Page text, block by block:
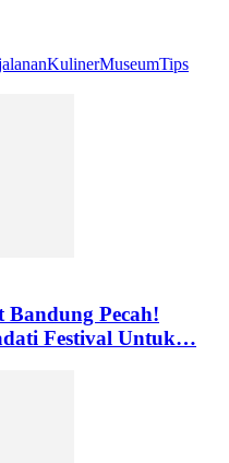
KulinerMuseumTips
Bandung Pecah!
Festival Untuk…